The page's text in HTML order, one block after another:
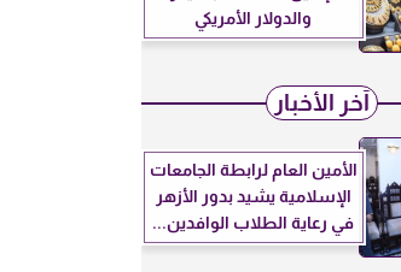
والدولار الأمريكي
آخر الأخبار
الأمين العام لرابطة الجامعات
الإسلامية يشيد بدور الأزهر
في رعاية الطلاب الوافدين...